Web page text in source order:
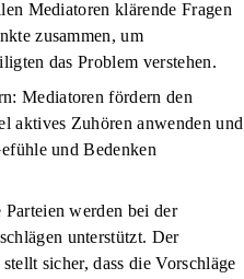
Mediatoren klärende Fragen
zusammen, um
das Problem verstehen.
Mediatoren fördern den
aktives Zuhören anwenden und
und Bedenken
Parteien werden bei der
unterstützt. Der
sicher, dass die Vorschläge